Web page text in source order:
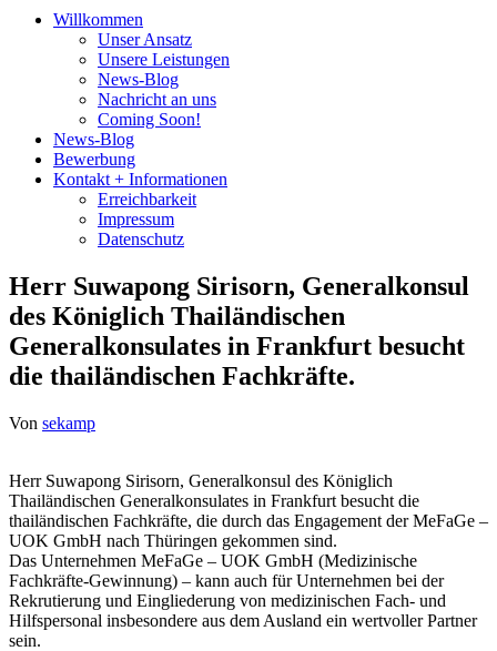
Willkommen
Unser Ansatz
Unsere Leistungen
News-Blog
Nachricht an uns
Coming Soon!
News-Blog
Bewerbung
Kontakt + Informationen
Erreichbarkeit
Impressum
Datenschutz
Herr Suwapong Sirisorn, Generalkonsul
des Königlich Thailändischen
Generalkonsulates in Frankfurt besucht
die thailändischen Fachkräfte.
Von sekamp
Herr Suwapong Sirisorn, Generalkonsul des Königlich
Thailändischen Generalkonsulates in Frankfurt besucht die
thailändischen Fachkräfte, die durch das Engagement der MeFaGe –
UOK GmbH nach Thüringen gekommen sind.
Das Unternehmen MeFaGe – UOK GmbH (Medizinische
Fachkräfte-Gewinnung) – kann auch für Unternehmen bei der
Rekrutierung und Eingliederung von medizinischen Fach- und
Hilfspersonal insbesondere aus dem Ausland ein wertvoller Partner
sein.